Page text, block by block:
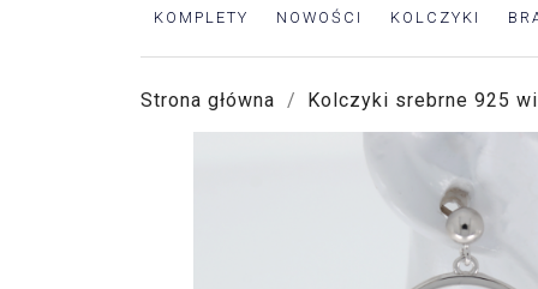
KOMPLETY NOWOŚCI KOLCZYKI
Strona główna Kolczyki srebrne 925